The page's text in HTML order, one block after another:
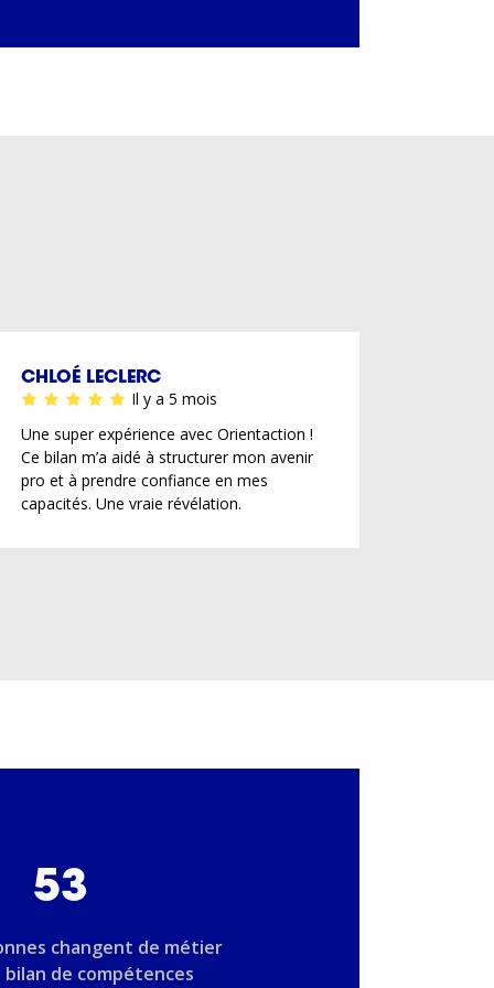
CHLOÉ LECLERC
Il y a 5 mois
Une super expérience avec Orientaction !
Ce bilan m’a aidé à structurer mon avenir
pro et à prendre confiance en mes
capacités. Une vraie révélation.
53
changent de métier
bilan de compétences